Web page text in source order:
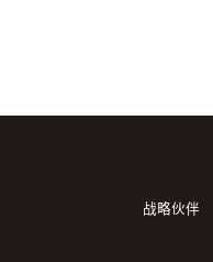
战略伙伴